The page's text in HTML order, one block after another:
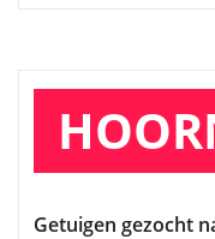
Getuigen gezocht